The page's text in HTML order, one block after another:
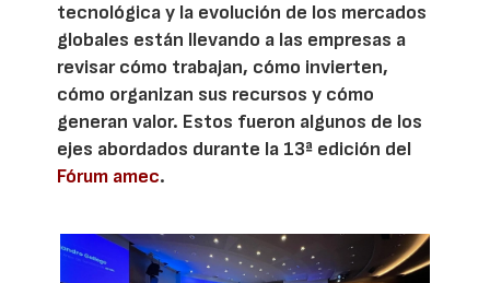
tecnológica y la evolución de los mercados
globales están llevando a las empresas a
revisar cómo trabajan, cómo invierten,
cómo organizan sus recursos y cómo
generan valor. Estos fueron algunos de los
ejes abordados durante la 13ª edición del
Fórum amec.